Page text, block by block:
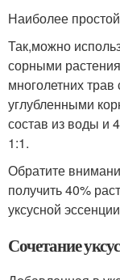
Наиболее
Так,можно
сорными
многолетних
углубленными
состав из воды и
1:1.
Обратите
получить 40%
уксусной
Сочетание